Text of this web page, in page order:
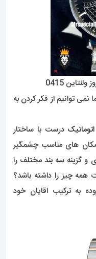
توانیم از فکر کردن به
درست با ساختار
مکان های مناسب چشمگیر
کامل 42 میلی‌متری و گزینه سه بند مختلف را
چیز را داشته باشد؟
به ترکیب اقایان خود